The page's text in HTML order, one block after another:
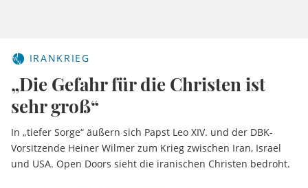
IRANKRIEG
„Die Gefahr für die Christen ist
sehr groß“
In „tiefer Sorge“ äußern sich Papst Leo XIV. und der DBK-
Vorsitzende Heiner Wilmer zum Krieg zwischen Iran, Israel
und USA. Open Doors sieht die iranischen Christen bedroht.